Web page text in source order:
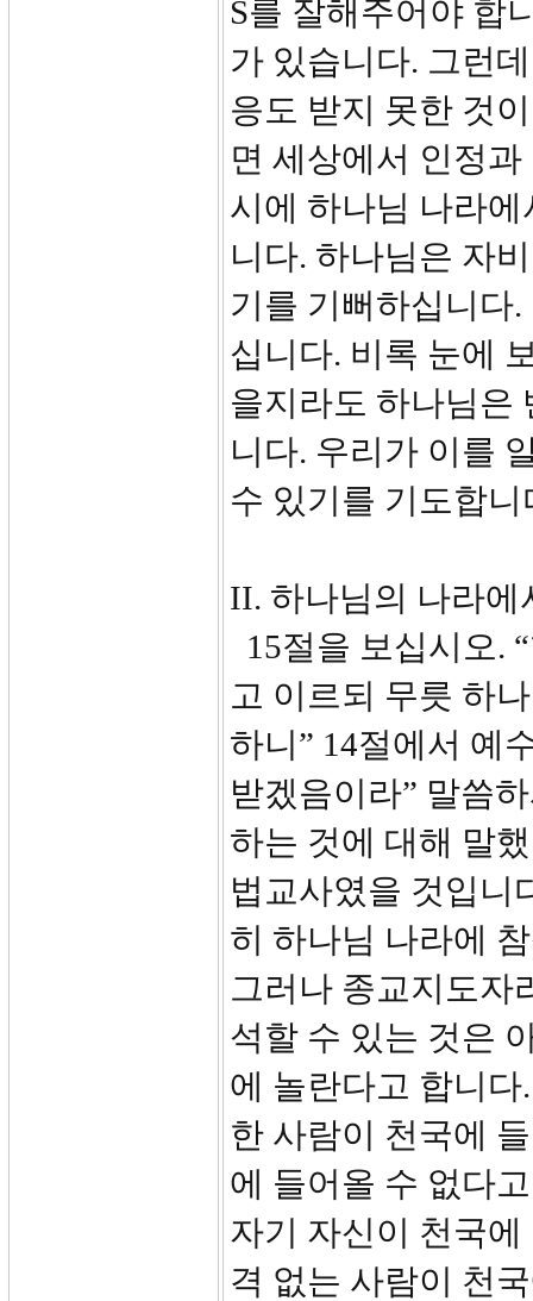
S를 잘해주어야 합
가 있습니다. 그런
응도 받지 못한 것
면 세상에서 인정
시에 하나님 나라
니다. 하나님은 자
기를 기뻐하십니다
십니다. 비록 눈에
을지라도 하나님은
니다. 우리가 이를
수 있기를 기도합니
II. 하나님의 나라에
15절을 보십시오.
고 이르되 무릇 하
하니” 14절에서 예
받겠음이라” 말씀
하는 것에 대해 말
법교사였을 것입니
히 하나님 나라에
그러나 종교지도자
석할 수 있는 것은
에 놀란다고 합니
한 사람이 천국에
에 들어올 수 없다
자기 자신이 천국
격 없는 사람이 천